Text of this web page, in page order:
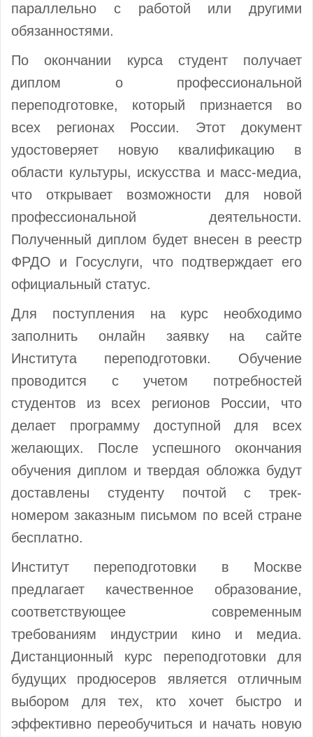
параллельно с работой или другими
обязанностями.
По окончании курса студент получает
диплом о профессиональной
переподготовке, который признается во
всех регионах России. Этот документ
удостоверяет новую квалификацию в
области культуры, искусства и масс-медиа,
что открывает возможности для новой
профессиональной деятельности.
Полученный диплом будет внесен в реестр
ФРДО и Госуслуги, что подтверждает его
официальный статус.
Для поступления на курс необходимо
заполнить онлайн заявку на сайте
Института переподготовки. Обучение
проводится с учетом потребностей
студентов из всех регионов России, что
делает программу доступной для всех
желающих. После успешного окончания
обучения диплом и твердая обложка будут
доставлены студенту почтой с трек-
номером заказным письмом по всей стране
бесплатно.
Институт переподготовки в Москве
предлагает качественное образование,
соответствующее современным
требованиям индустрии кино и медиа.
Дистанционный курс переподготовки для
будущих продюсеров является отличным
выбором для тех, кто хочет быстро и
эффективно переобучиться и начать новую